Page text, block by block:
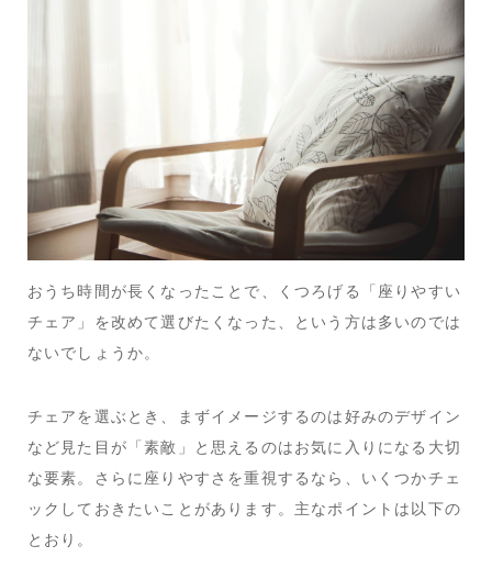
おうち時間が長くなったことで、くつろげる「座りやすい
チェア」を改めて選びたくなった、という方は多いのでは
ないでしょうか。
チェアを選ぶとき、まずイメージするのは好みのデザイン
など見た目が「素敵」と思えるのはお気に入りになる大切
な要素。さらに座りやすさを重視するなら、いくつかチェ
ックしておきたいことがあります。主なポイントは以下の
とおり。